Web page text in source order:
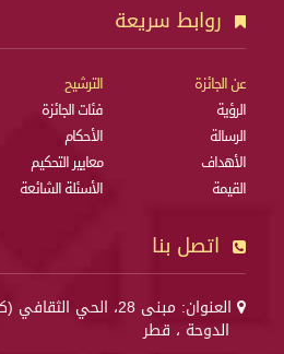
روابط سريعة
عن الجائزة
الرؤية
الرسالة
الأهداف
القيمة
الترشيح
فئات الجائزة
الأحكام
معايير التحكيم
الأسئلة الشائعة
اتصل بنا
العنوان: مبنى 28، الحي الثقافي (كتارا)،
الدوحة ، قطر